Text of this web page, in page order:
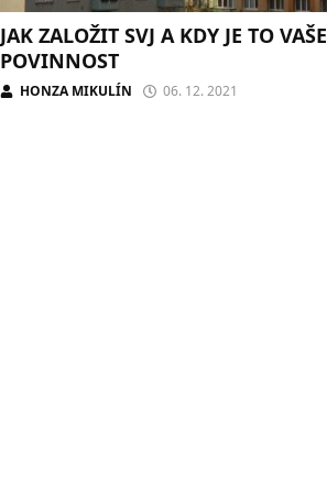
JAK ZALOŽIT SVJ A KDY JE TO VAŠE
POVINNOST
HONZA MIKULÍN 06. 12. 2021